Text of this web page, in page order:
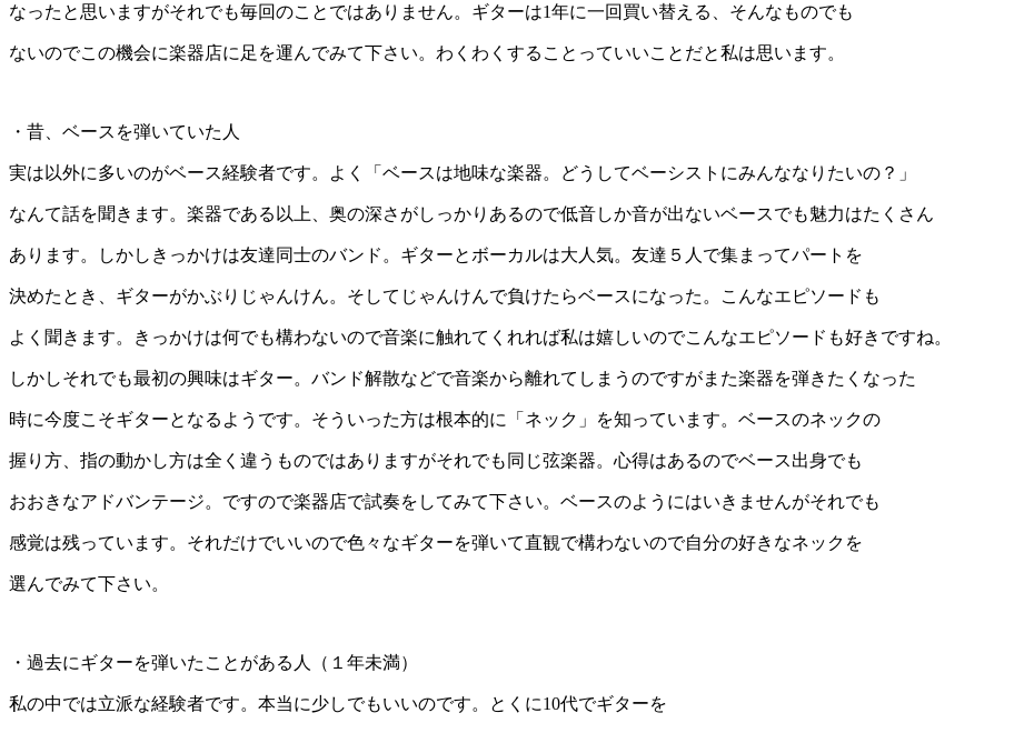
なったと思いますがそれでも毎回のことではありません。ギターは1年に一回買い替える、そんなものでも
ないのでこの機会に楽器店に足を運んでみて下さい。わくわくすることっていいことだと私は思います。
・昔、ベースを弾いていた人
実は以外に多いのがベース経験者です。よく「ベースは地味な楽器。どうしてベーシストにみんななりたいの？」
なんて話を聞きます。楽器である以上、奥の深さがしっかりあるので低音しか音が出ないベースでも魅力はたくさん
あります。しかしきっかけは友達同士のバンド。ギターとボーカルは大人気。友達５人で集まってパートを
決めたとき、ギターがかぶりじゃんけん。そしてじゃんけんで負けたらベースになった。こんなエピソードも
よく聞きます。きっかけは何でも構わないので音楽に触れてくれれば私は嬉しいのでこんなエピソードも好きですね。
しかしそれでも最初の興味はギター。バンド解散などで音楽から離れてしまうのですがまた楽器を弾きたくなった
時に今度こそギターとなるようです。そういった方は根本的に「ネック」を知っています。ベースのネックの
握り方、指の動かし方は全く違うものではありますがそれでも同じ弦楽器。心得はあるのでベース出身でも
おおきなアドバンテージ。ですので楽器店で試奏をしてみて下さい。ベースのようにはいきませんがそれでも
感覚は残っています。それだけでいいので色々なギターを弾いて直観で構わないので自分の好きなネックを
選んでみて下さい。
・過去にギターを弾いたことがある人（１年未満）
私の中では立派な経験者です。本当に少しでもいいのです。とくに10代でギターを